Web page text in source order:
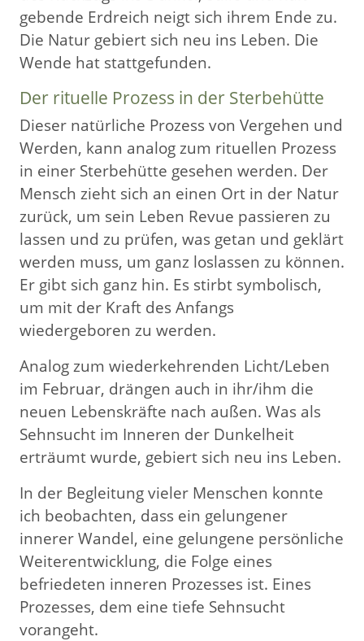
gebende Erdreich neigt sich ihrem Ende zu.
Die Natur gebiert sich neu ins Leben. Die
Wende hat stattgefunden.
Der rituelle Prozess in der Sterbehütte
Dieser natürliche Prozess von Vergehen und
Werden, kann analog zum rituellen Prozess
in einer Sterbehütte gesehen werden. Der
Mensch zieht sich an einen Ort in der Natur
zurück, um sein Leben Revue passieren zu
lassen und zu prüfen, was getan und geklärt
werden muss, um ganz loslassen zu können.
Er gibt sich ganz hin. Es stirbt symbolisch,
um mit der Kraft des Anfangs
wiedergeboren zu werden.
Analog zum wiederkehrenden Licht/Leben
im Februar, drängen auch in ihr/ihm die
neuen Lebenskräfte nach außen. Was als
Sehnsucht im Inneren der Dunkelheit
erträumt wurde, gebiert sich neu ins Leben.
In der Begleitung vieler Menschen konnte
ich beobachten, dass ein gelungener
innerer Wandel, eine gelungene persönliche
Weiterentwicklung, die Folge eines
befriedeten inneren Prozesses ist. Eines
Prozesses, dem eine tiefe Sehnsucht
vorangeht.